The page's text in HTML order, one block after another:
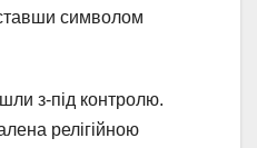
символом
з-під контролю.
релігійною